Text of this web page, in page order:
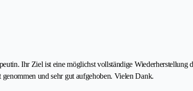
Ihr Ziel ist eine möglichst vollständige
und sehr gut aufgehoben. Vielen Dank.